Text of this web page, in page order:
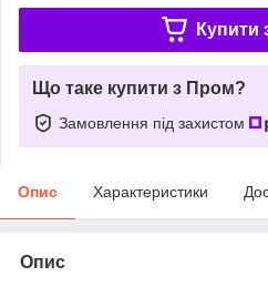
Купити
Що таке купити з Пром?
Замовлення під захистом
Опис Характеристики
Опис